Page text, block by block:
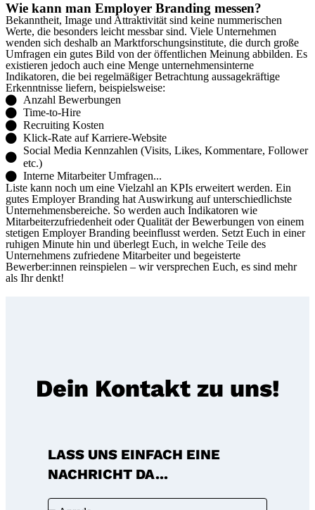
Wie kann man Employer Branding messen?
Bekanntheit, Image und Attraktivität sind keine nummerischen
Werte, die besonders leicht messbar sind. Viele Unternehmen
wenden sich deshalb an Marktforschungsinstitute, die durch große
Umfragen ein gutes Bild von der öffentlichen Meinung abbilden. Es
existieren jedoch auch eine Menge unternehmensinterne
Indikatoren, die bei regelmäßiger Betrachtung aussagekräftige
Erkenntnisse liefern, beispielsweise:
Anzahl Bewerbungen
Time-to-Hire
Recruiting Kosten
Klick-Rate auf Karriere-Website
Social Media Kennzahlen (Visits, Likes, Kommentare, Follower
etc.)
Interne Mitarbeiter Umfragen...
Liste kann noch um eine Vielzahl an KPIs erweitert werden. Ein
gutes Employer Branding hat Auswirkung auf unterschiedlichste
Unternehmensbereiche. So werden auch Indikatoren wie
Mitarbeiterzufriedenheit oder Qualität der Bewerbungen von einem
stetigen Employer Branding beeinflusst werden. Setzt Euch in einer
ruhigen Minute hin und überlegt Euch, in welche Teile des
Unternehmens zufriedene Mitarbeiter und begeisterte
Bewerber:innen reinspielen – wir versprechen Euch, es sind mehr
als Ihr denkt!
Dein Kontakt zu uns!
LASS UNS EINFACH EINE
NACHRICHT DA...